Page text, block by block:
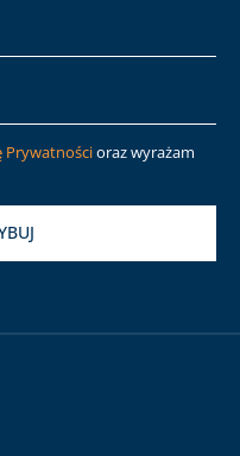
Prywatnościoraz wyrażam